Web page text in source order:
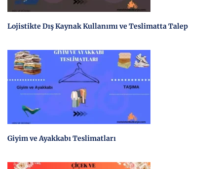
Lojistikte Dış Kaynak Kullanımı ve Teslimatta Talep
Giyim ve Ayakkabı Teslimatları